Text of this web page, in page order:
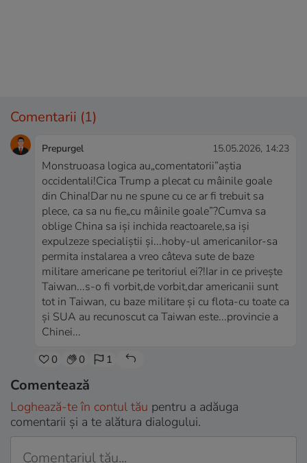
Comentarii (1)
Prepurgel 15.05.2026, 14:23
Monstruoasa logica au„comentatorii”aștia
occidentali!Cica Trump a plecat cu mâinile goale
din China!Dar nu ne spune cu ce ar fi trebuit sa
plece, ca sa nu fie„cu mâinile goale”?Cumva sa
oblige China sa iși inchida reactoarele,sa iși
expulzeze specialiștii și...hoby-ul americanilor-sa
permita instalarea a vreo câteva sute de baze
militare americane pe teritoriul ei?!Iar in ce privește
Taiwan...s-o fi vorbit,de vorbit,dar americanii sunt
tot in Taiwan, cu baze militare și cu flota-cu toate ca
și SUA au recunoscut ca Taiwan este...provincie a
Chinei...
0 0 1
Comentează
Loghează-te în contul tău pentru a adăuga
comentarii și a te alătura dialogului.